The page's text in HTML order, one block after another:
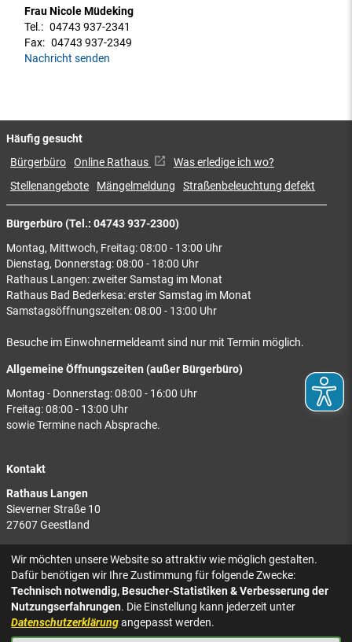
Frau Nicole Müdeking
Tel.: 04743 937-2341
Fax: 04743 937-2349
Nachricht senden
Bürgerbüro (Tel.: 04743 937-2300)
Montag, Mittwoch, Freitag: 08:00 - 13:00 Uhr
Dienstag, Donnerstag: 08:00 - 18:00 Uhr
Rathaus Langen: zweiter Samstag im Monat
Rathaus Bad Bederkesa: erster Samstag im Monat
Samstagsöffnungszeiten: 08:00 - 13:00 Uhr
Besuche im Einwohnermeldeamt sind nur mit Termin möglich.
Allgemeine Öffnungszeiten (außer Bürgerbüro)
Montag - Donnerstag: 08:00 - 16:00 Uhr
Freitag: 08:00 - 13:00 Uhr
sowie Termine nach Absprache.
Kontakt
Rathaus Langen
Sieverner Straße 10
27607 Geestland
Rathaus Bad Bederkesa
Am Markt 8
27624 Geestland
Tel.: 04743 937-2300
Häufig gesucht
Bürgerbüro Online Rathaus
Was erledige ich wo?
Stellenangebote
Mängelmeldung Straßenbeleuchtung defekt
Wir möchten unsere Website so attraktiv wie möglich gestalten.
Dafür benötigen wir Ihre Zustimmung für folgende Zwecke:
Technisch notwendig, Besucher-Statistiken & Verbesserung der
Nutzungserfahrungen. Die Einstellung kann jederzeit unter
Datenschutzerklärungangepasst werden.